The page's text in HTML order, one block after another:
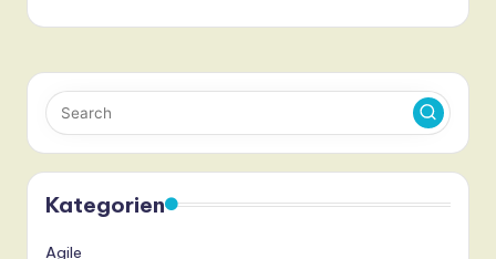
Kategorien
Agile